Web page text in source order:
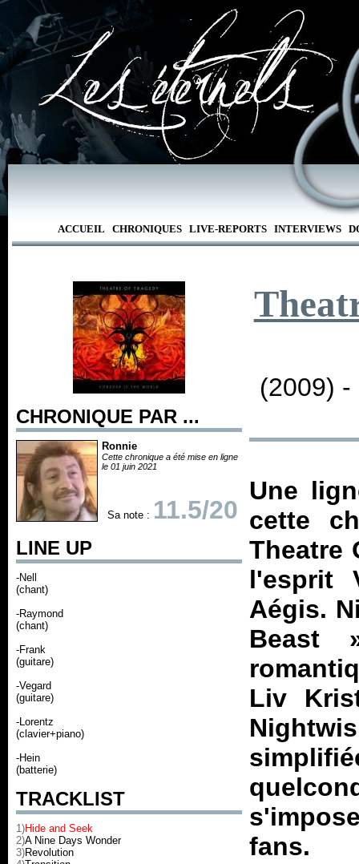
ACCUEIL CHRONIQUES LIVE-REPORTS INTERVIEWS
CHRONIQUE PAR ...
Ronnie
Cette chronique a été mise en ligne
le 01 juin 2021
Sa note : 11.5/20
LINE UP
-Nell
(chant)
-Raymond
(chant)
-Frank
(guitare)
-Vegard
(guitare)
-Lorentz
(clavier+piano)
-Hein
(batterie)
TRACKLIST
1)Hide and Seek
2)A Nine Days Wonder
3)Revolution
(2009) -
Une
cette
Theatre
l'esprit
Aégis.
Beast
Liv
fans.